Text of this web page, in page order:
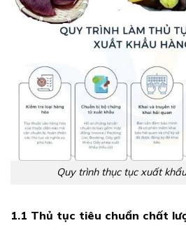
Quy trình thục tục xuất
1.1 Thủ tục tiêu chuẩn chất